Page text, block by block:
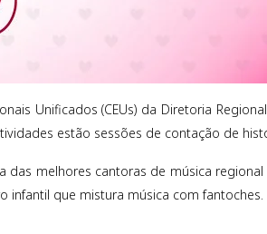
Unificados (CEUs) da Diretoria
estão sessões de contação de
das melhores cantoras de música
infantil que mistura música com fantoches.